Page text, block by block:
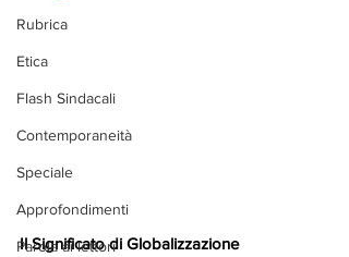
Rubrica
Etica
Flash Sindacali
Contemporaneità
Speciale
Approfondimenti
Parola ai lettori
Il Significato di Globalizzazione